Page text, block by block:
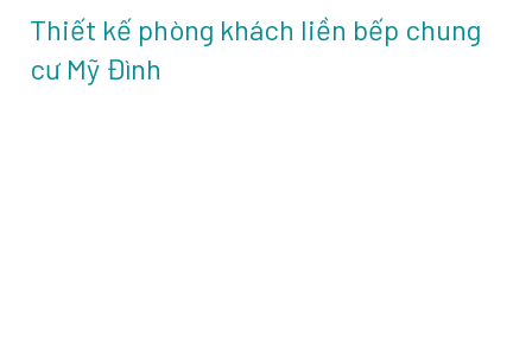
Thiết kế phòng khách liền bếp chung
cư Mỹ Đình